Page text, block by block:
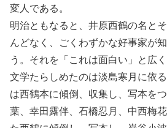
変人である。
明治ともなると、井原西鶴の名と
んどなく、ごくわずかな好事家が
う。それを「これは面白い」と広
文学たらしめたのは淡島寒月に依
は西鶴本に傾倒、収集し、写本を
葉、幸田露伴、石橋忍月、中西梅